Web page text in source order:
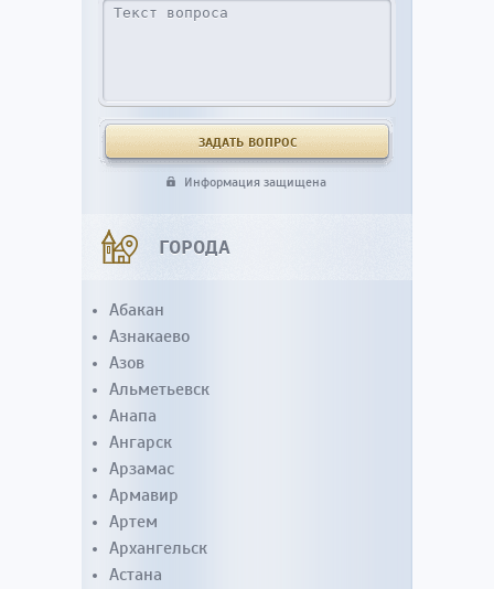
Информация защищена
ГОРОДА
Абакан
Азнакаево
Азов
Альметьевск
Анапа
Ангарск
Арзамас
Армавир
Артем
Архангельск
Астана